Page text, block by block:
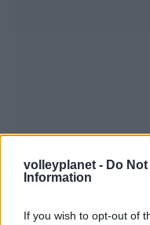
volleyplanet - Do
Information
If you wish to opt-out of